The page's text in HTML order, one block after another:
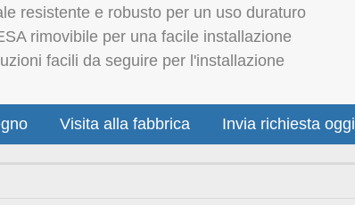
resistente e robusto per un uso duraturo
rimovibile per una facile installazione
facili da seguire per l'installazione
Visita alla fabbrica Invia richiesta oggi